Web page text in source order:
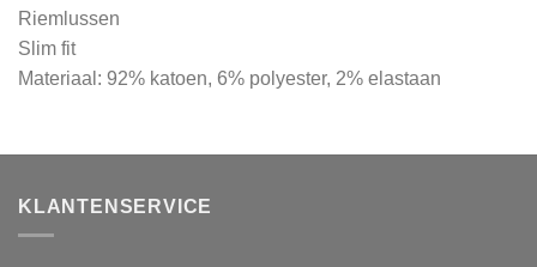
Riemlussen
Slim fit
Materiaal: 92% katoen, 6% polyester, 2% elastaan
KLANTENSERVICE